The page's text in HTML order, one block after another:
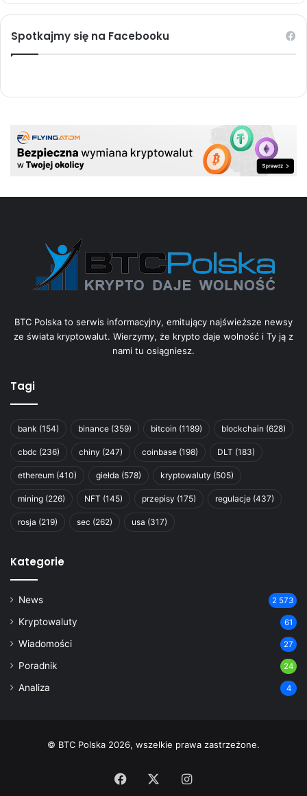
Spotkajmy się na Facebooku
BTC Polska to serwis informacyjny, emitujący najświeższe newsy
ze świata kryptowalut. Wierzymy, że krypto daje wolność i Ty ją z
nami tu osiągniesz.
Tagi
bank (154) binance (359) bitcoin (1189) blockchain (628)
cbdc (236) chiny (247) coinbase (198) DLT (183)
ethereum (410) giełda (578) kryptowaluty (505)
mining (226) NFT (145) przepisy (175) regulacje (437)
rosja (219) sec (262) usa (317)
Kategorie
News 2 573
Kryptowaluty 61
Wiadomości 27
Poradnik 24
Analiza 4
© BTC Polska 2026, wszelkie prawa zastrzeżone.
Facebook Instagram